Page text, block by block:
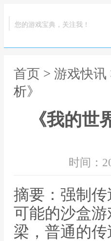
您的游戏宝典，关注我！
首页 > 游戏快讯
析》
《我的
时间：
摘要：强制
可能的沙盒
梁，普通的